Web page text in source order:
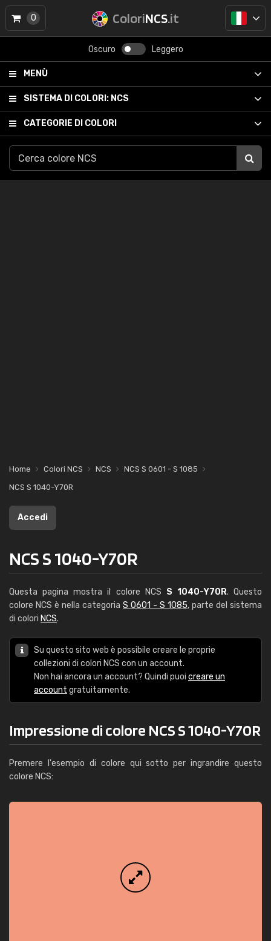
ColoriNCS.it
Oscuro Leggero
MENÙ
SISTEMA DI COLORI: NCS
CATEGORIE DI COLORI
0
Home Colori NCS NCS
NCS S 0601 - S 1085
NCS S 1040-Y70R
Accedi
NCS S 1040-Y70R
Questa pagina mostra il colore NCS S 1040-Y70R. Questo
colore NCS è nella categoria S 0601 - S 1085, parte del sistema
di colori NCS.
Su questo sito web è possibile creare le proprie
collezioni di colori NCS con un account.
Non hai ancora un account? Quindi puoi creare un
account gratuitamente.
Impressione di colore NCS S 1040-Y70R
Premere l'esempio di colore qui sotto per ingrandire questo
colore NCS: